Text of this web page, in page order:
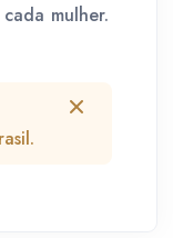
mulher.